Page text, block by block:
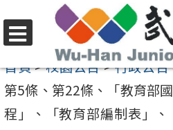
至
要
內
選
單
首頁>校園公告>行政公告
第5條、第22條、「教育部
程」、「教育部編制表」